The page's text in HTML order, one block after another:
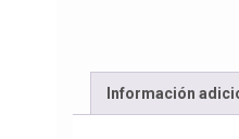
Información